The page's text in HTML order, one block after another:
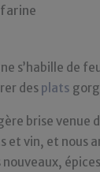
farine
s’habille de
des plats
brise venue
et vin, et nous